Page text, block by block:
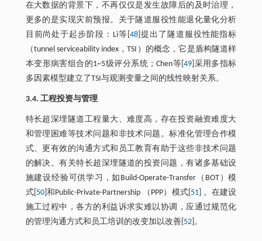
在大数据的背景下，不再仅仅是发生故障后的及时治理，
更多的是实现灾前预报。关于隧道服役性能退化量化分析
目前尚处于起步阶段：Li等[ 48]提出了隧道服役性能指标
（tunnel serviceability index，TSI）的概念，它是盾构隧道样
本变形病害组合的1~5级评分系统；Chen等[49 ]采用多指标
多因素模型建立了TSI与观测变量之间的线性映射关系。
3.4. 工程投资与管理
特长超深埋隧道工程量大、难度高，存在投资融资难度大
和管理困难等技术问题和非技术问题。标准化管理合作模
式、更有效的沟通方式和员工教育有助于这些非技术问题
的解决。有关特长超深埋隧道的投资问题，有诸多基础设
施建设经验可供学习，如Build-Operate-Transfer（BOT）模
式[ 50]和Public-Private-Partnership （PPP）模式[ 51 ] 。在建设
施工过程中，各方的利益诉求实难以协调，应通过规范化
的管理沟通方式和员工培训的改变加以改善[ 52]。